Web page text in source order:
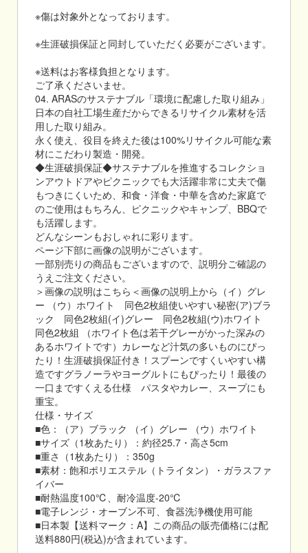
※傷は対象外となっております。
※生涯破損保証と同封していただく必要がございます。
※送料はお客様負担となります。
ご了承くださいませ。
04. ARASのサステナブル「環境に配慮した取り組み」
日本の自社工場生産だからできるリサイクル素材を活
用した取り組み。
永く使え、役目を終えた後は100%リサイクル可能な素
材にこだわり製造・開発。
◆生涯破損保証◆サステナブルを推進するコレクショ
ンアウトドアやピクニックでも大活躍非常に丈夫で傷
もつきにくいため、和食・洋食・中華を含めた家庭で
のご使用はもちろん、ピクニックやキャンプ、BBQで
も活躍します。
どんなシーンもおしゃれに彩ります。
ページ下部に画像の説明がございます。
一部別売りの商品もございますので、説明分ご確認の
うえご注文ください。
＞画像の説明はこちら＜画像の説明上から（イ）グレ
ー （ウ）ホワイト 同色2枚組使いやすい秘密(ア)ブラ
ック 同色2枚組(イ)グレー 同色2枚組(ウ)ホワイト
同色2枚組 （ホワイト色は若干グレーがかった深みの
あるホワイトです）カレーなど汁気の多いものにぴっ
たり！生涯破損保証付き！スプーンですくいやすい構
造ですグラノーラやヨーグルトにもぴったり！最後の
一口まですくえる仕様 パスタやカレー、スープにも
重宝。
仕様・サイズ
■色：（ア）ブラック （イ）グレー （ウ）ホワイト
■サイズ（1枚あたり）：約径25.7・高さ5cm
■重さ（1枚あたり）：350g
■素材：飽和ポリエステル（トライタン）・ガラスファ
イバー
■耐熱温度100℃、耐冷温度-20℃
■電子レンジ・オーブン不可、食器洗浄機使用可能
■日本製【送料マーク：A】この商品の販売価格には配
送料880円(税込)が含まれています。